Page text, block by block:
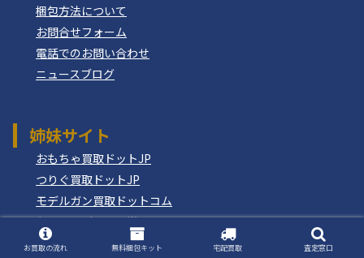
梱包方法について
お問合せフォーム
電話でのお問い合わせ
ニュースブログ
姉妹サイト
おもちゃ買取ドットJP
つりぐ買取ドットJP
モデルガン買取ドットコム
もけいのどらねこ堂
お買取の流れ 無料梱包キット 宅配買取 査定窓口